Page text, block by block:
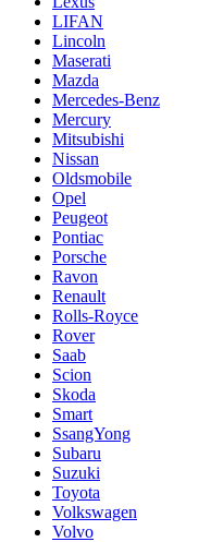
LIFAN
Lincoln
Maserati
Mazda
Mercedes-Benz
Mercury
Mitsubishi
Nissan
Oldsmobile
Opel
Peugeot
Pontiac
Porsche
Ravon
Renault
Rolls-Royce
Rover
Saab
Scion
Skoda
Smart
SsangYong
Subaru
Suzuki
Toyota
Volkswagen
Volvo